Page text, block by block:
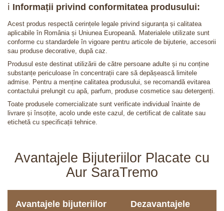
ℹ️ Informații privind conformitatea produsului:
Acest produs respectă cerințele legale privind siguranța și calitatea
aplicabile în România și Uniunea Europeană. Materialele utilizate sunt
conforme cu standardele în vigoare pentru articole de bijuterie, accesorii
sau produse decorative, după caz.
Produsul este destinat utilizării de către persoane adulte și nu conține
substanțe periculoase în concentrații care să depășească limitele
admise. Pentru a menține calitatea produsului, se recomandă evitarea
contactului prelungit cu apă, parfum, produse cosmetice sau detergenți.
Toate produsele comercializate sunt verificate individual înainte de
livrare și însoțite, acolo unde este cazul, de certificat de calitate sau
etichetă cu specificații tehnice.
Avantajele Bijuteriilor Placate cu
Aur SaraTremo
Avantajele bijuteriilor
Dezavantajele